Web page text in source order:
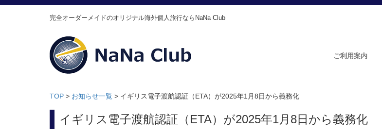
完全オーダーメイドのオリジナル海外個人旅行ならNaNa Club
ご利用案内
TOP > お知らせ一覧 > イギリス電子渡航認証（ETA）が2025年1月8日から義務化
イギリス電子渡航認証（ETA）が2025年1月8日から義務化